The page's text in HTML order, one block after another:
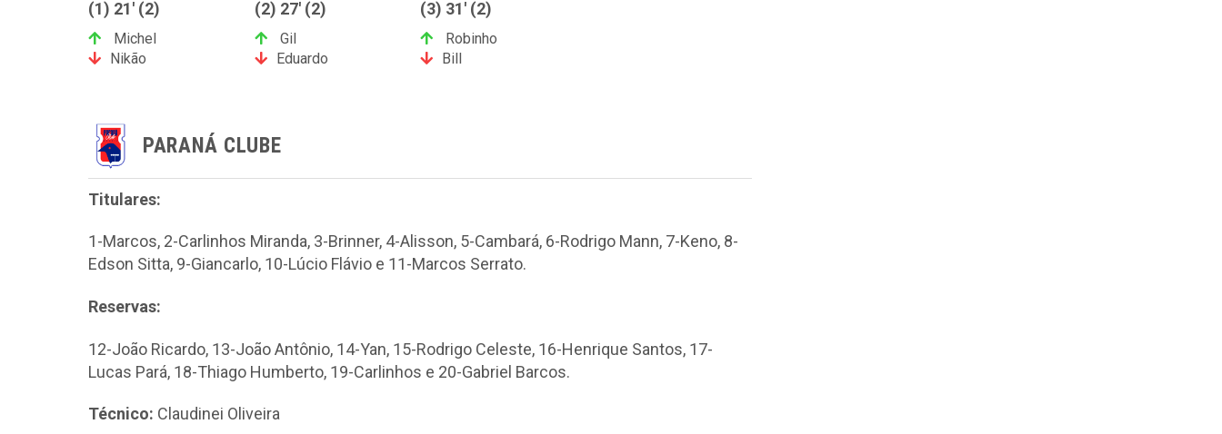
(1) 21' (2)
Michel
Nikão
(2) 27' (2)
Gil
Eduardo
(3) 31' (2)
Robinho
Bill
PARANÁ CLUBE
Titulares:
1-Marcos, 2-Carlinhos Miranda, 3-Brinner, 4-Alisson, 5-Cambará, 6-Rodrigo Mann, 7-Keno, 8-
Edson Sitta, 9-Giancarlo, 10-Lúcio Flávio e 11-Marcos Serrato.
Reservas:
12-João Ricardo, 13-João Antônio, 14-Yan, 15-Rodrigo Celeste, 16-Henrique Santos, 17-
Lucas Pará, 18-Thiago Humberto, 19-Carlinhos e 20-Gabriel Barcos.
Técnico: Claudinei Oliveira